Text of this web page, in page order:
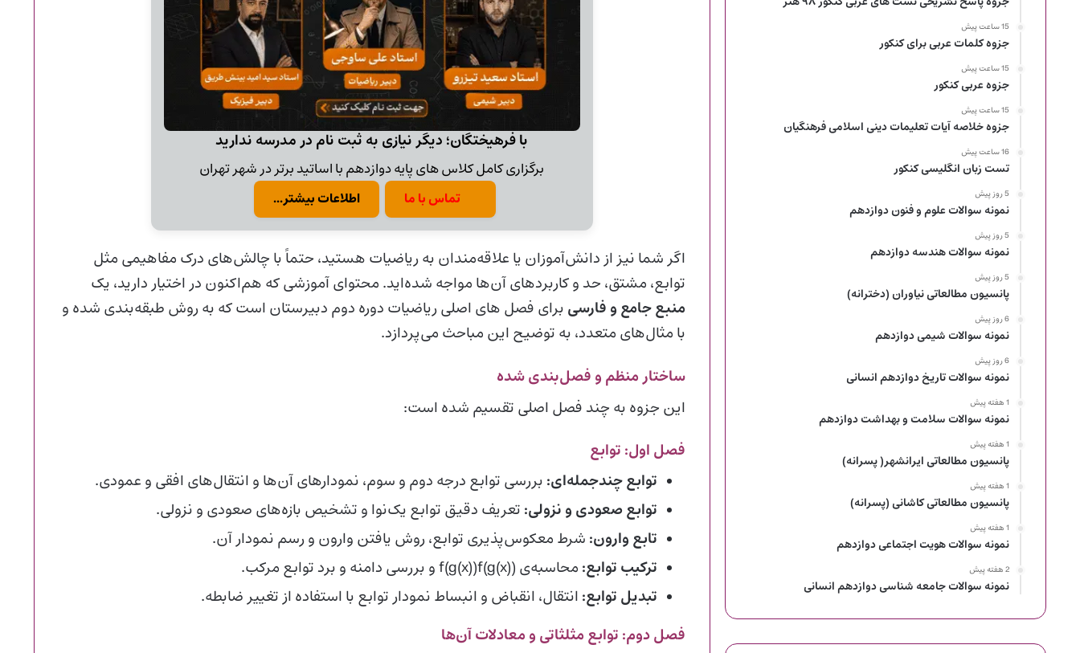
با فرهیختگان؛ دیگر نیازی به ثبت نام در مدرسه ندارید
برگزاری کامل کلاس های پایه دوازدهم با اساتید برتر در شهر تهران
تماس با ما اطلاعات بیشتر...
اگر شما نیز از دانش‌آموزان یا علاقه‌مندان به ریاضیات هستید، حتماً با چالش‌های درک مفاهیمی مثل
توابع، مشتق، حد و کاربردهای آن‌ها مواجه شده‌اید. محتوای آموزشی که هم‌اکنون در اختیار دارید، یک
منبع جامع و فارسی برای فصل‌ های اصلی ریاضیات دوره دوم دبیرستان است که به روش طبقه‌بندی شده و
با مثال‌های متعدد، به توضیح این مباحث می‌پردازد.
ساختار منظم و فصل‌بندی شده
این جزوه به چند فصل اصلی تقسیم شده است:
فصل اول: توابع
توابع چندجمله‌ای: بررسی توابع درجه دوم و سوم، نمودارهای آن‌ها و انتقال‌های افقی و عمودی.
توابع صعودی و نزولی: تعریف دقیق توابع یک‌نوا و تشخیص بازه‌های صعودی و نزولی.
تابع وارون: شرط معکوس‌پذیری توابع، روش یافتن وارون و رسم نمودار آن.
ترکیب توابع: محاسبه‌ی f(g(x))f(g(x)) و بررسی دامنه و برد توابع مرکب.
تبدیل توابع: انتقال، انقباض و انبساط نمودار توابع با استفاده از تغییر ضابطه.
فصل دوم: توابع مثلثاتی و معادلات آن‌ها
15 ساعت پیش
جزوه کلمات عربی برای کنکور
15 ساعت پیش
جزوه عربی کنکور
15 ساعت پیش
جزوه خلاصه آیات تعلیمات دینی اسلامی فرهنگیان
16 ساعت پیش
تست زبان انگلیسی کنکور
5 روز پیش
نمونه سوالات علوم و فنون دوازدهم
5 روز پیش
نمونه سوالات هندسه دوازدهم
5 روز پیش
پانسیون مطالعاتی نیاوران (دخترانه)
6 روز پیش
نمونه سوالات شیمی دوازدهم
6 روز پیش
نمونه سوالات تاریخ دوازدهم انسانی
1 هفته پیش
نمونه سوالات سلامت و بهداشت دوازدهم
1 هفته پیش
پانسیون مطالعاتی ایرانشهر( پسرانه)
1 هفته پیش
پانسیون مطالعاتی کاشانی (پسرانه)
1 هفته پیش
نمونه سوالات هویت اجتماعی دوازدهم
2 هفته پیش
نمونه سوالات جامعه شناسی دوازدهم انسانی